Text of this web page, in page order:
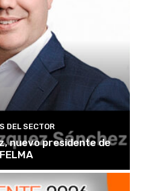
DEL SECTOR
nuevo presidente de